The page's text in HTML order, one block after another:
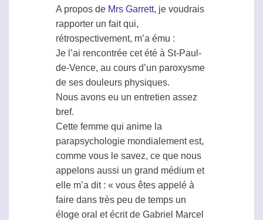
A propos de Mrs Garrett, je voudrais
rapporter un fait qui,
rétrospectivement, m’a ému :
Je l’ai rencontrée cet été à St-Paul-
de-Vence, au cours d’un paroxysme
de ses douleurs physiques.
Nous avons eu un entretien assez
bref.
Cette femme qui anime la
parapsychologie mondialement est,
comme vous le savez, ce que nous
appelons aussi un grand médium et
elle m’a dit : « vous êtes appelé à
faire dans très peu de temps un
éloge oral et écrit de Gabriel Marcel